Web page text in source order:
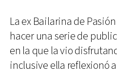
La ex Bailarina de
hacer una serie de
en la que la vio
inclusive ella reflexionó